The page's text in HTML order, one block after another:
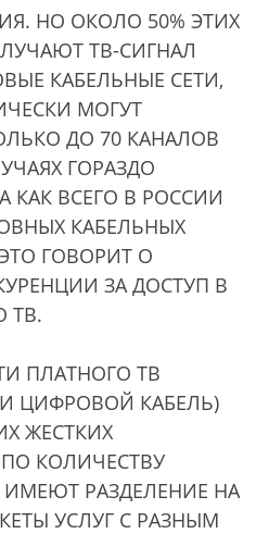
НО ОКОЛО 50% ЭТИХ
ТВ-СИГНАЛ
КАБЕЛЬНЫЕ СЕТИ,
МОГУТ
ДО 70 КАНАЛОВ
ГОРАЗДО
КАК ВСЕГО В РОССИИ
КАБЕЛЬНЫХ
ГОВОРИТ О
ЗА ДОСТУП В
ТВ.
ПЛАТНОГО ТВ
И ЦИФРОВОЙ КАБЕЛЬ)
ЖЕСТКИХ
КОЛИЧЕСТВУ
ИМЕЮТ РАЗДЕЛЕНИЕ НА
УСЛУГ С РАЗНЫМ